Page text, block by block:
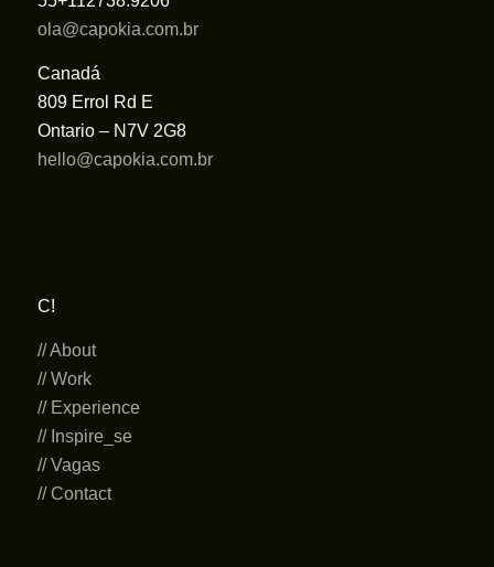
ola@capokia.com.br
Canadá
809 Errol Rd E
Ontario – N7V 2G8
hello@capokia.com.br
C!
// About
// Work
// Experience
// Inspire_se
// Vagas
// Contact